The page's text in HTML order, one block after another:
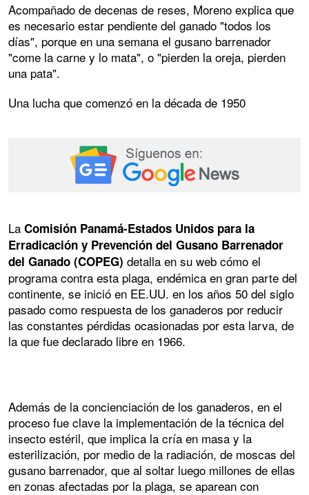
Acompañado de decenas de reses, Moreno explica que
es necesario estar pendiente del ganado "todos los
días", porque en una semana el gusano barrenador
"come la carne y lo mata", o "pierden la oreja, pierden
una pata".
Una lucha que comenzó en la década de 1950
La Comisión Panamá-Estados Unidos para la
Erradicación y Prevención del Gusano Barrenador
del Ganado (COPEG) detalla en su web cómo el
programa contra esta plaga, endémica en gran parte del
continente, se inició en EE.UU. en los años 50 del siglo
pasado como respuesta de los ganaderos por reducir
las constantes pérdidas ocasionadas por esta larva, de
la que fue declarado libre en 1966.
Además de la concienciación de los ganaderos, en el
proceso fue clave la implementación de la técnica del
insecto estéril, que implica la cría en masa y la
esterilización, por medio de la radiación, de moscas del
gusano barrenador, que al soltar luego millones de ellas
en zonas afectadas por la plaga, se aparean con